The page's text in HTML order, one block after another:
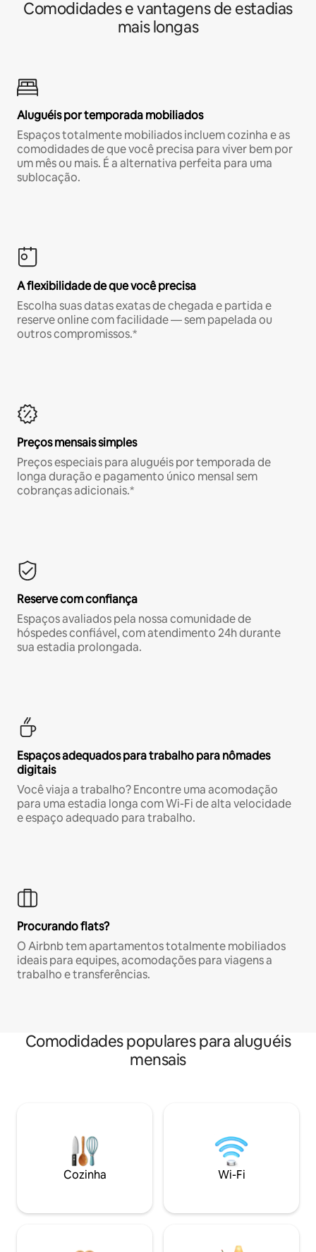
Comodidades e vantagens de estadias
mais longas
Aluguéis por temporada mobiliados
Espaços totalmente mobiliados incluem cozinha e as
comodidades de que você precisa para viver bem por
um mês ou mais. É a alternativa perfeita para uma
sublocação.
A flexibilidade de que você precisa
Escolha suas datas exatas de chegada e partida e
reserve online com facilidade — sem papelada ou
outros compromissos.*
Preços mensais simples
Preços especiais para aluguéis por temporada de
longa duração e pagamento único mensal sem
cobranças adicionais.*
Reserve com confiança
Espaços avaliados pela nossa comunidade de
hóspedes confiável, com atendimento 24h durante
sua estadia prolongada.
Espaços adequados para trabalho para nômades
digitais
Você viaja a trabalho? Encontre uma acomodação
para uma estadia longa com Wi-Fi de alta velocidade
e espaço adequado para trabalho.
Procurando flats?
O Airbnb tem apartamentos totalmente mobiliados
ideais para equipes, acomodações para viagens a
trabalho e transferências.
Comodidades populares para aluguéis
mensais
Cozinha Wi-Fi